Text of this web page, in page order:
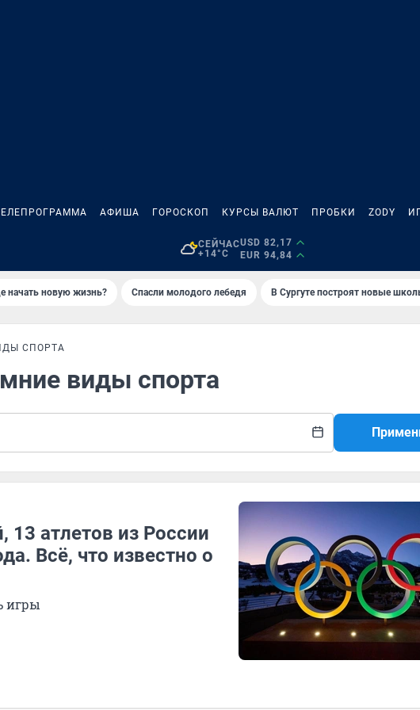
АФИША ГОРОСКОП КУРСЫ ВАЛЮТ ПРОБКИ ZODY
СЕЙЧАС
+14°C
USD 82,17
EUR 94,84
начать новую жизнь? Спасли молодого лебедя В Сургуте построят новые
СПОРТА
виды спорта
13 атлетов из России
Всё, что известно о
игры